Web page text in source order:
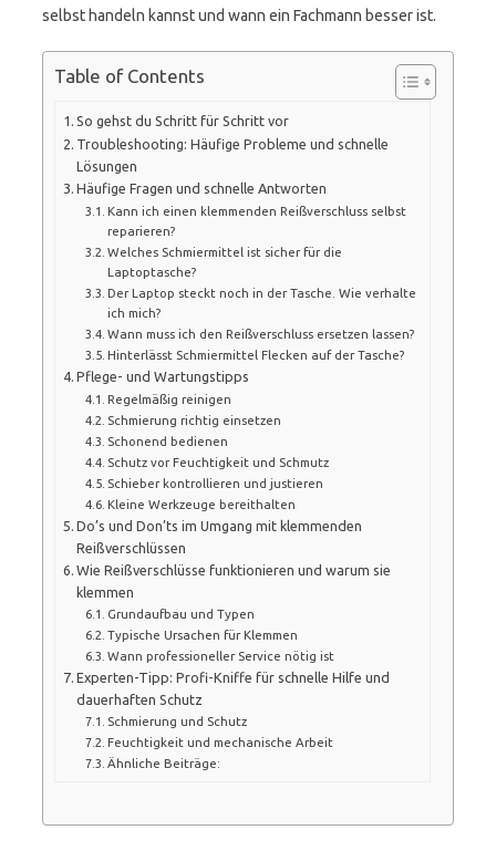
selbst handeln kannst und wann ein Fachmann besser ist.
Table of Contents
So gehst du Schritt für Schritt vor
Troubleshooting: Häufige Probleme und schnelle
Lösungen
Häufige Fragen und schnelle Antworten
Kann ich einen klemmenden Reißverschluss selbst
reparieren?
Welches Schmiermittel ist sicher für die
Laptoptasche?
Der Laptop steckt noch in der Tasche. Wie verhalte
ich mich?
Wann muss ich den Reißverschluss ersetzen lassen?
Hinterlässt Schmiermittel Flecken auf der Tasche?
Pflege- und Wartungstipps
Regelmäßig reinigen
Schmierung richtig einsetzen
Schonend bedienen
Schutz vor Feuchtigkeit und Schmutz
Schieber kontrollieren und justieren
Kleine Werkzeuge bereithalten
Do’s und Don’ts im Umgang mit klemmenden
Reißverschlüssen
Wie Reißverschlüsse funktionieren und warum sie
klemmen
Grundaufbau und Typen
Typische Ursachen für Klemmen
Wann professioneller Service nötig ist
Experten-Tipp: Profi-Kniffe für schnelle Hilfe und
dauerhaften Schutz
Schmierung und Schutz
Feuchtigkeit und mechanische Arbeit
Ähnliche Beiträge: